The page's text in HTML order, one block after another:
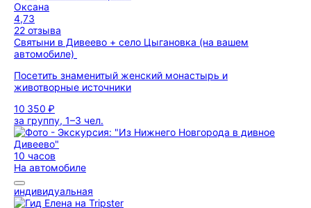
Оксана
4,73
22 отзыва
Святыни в Дивеево + село Цыгановка (на вашем
автомобиле)
Посетить знаменитый женский монастырь и
животворные источники
10 350 ₽
за группу, 1–3 чел.
10 часов
На автомобиле
индивидуальная